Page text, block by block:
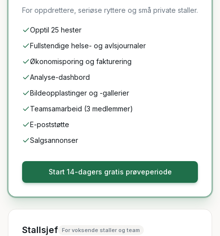
For oppdrettere, seriøse ryttere og små private staller.
Opptil 25 hester
Fullstendige helse- og avlsjournaler
Økonomisporing og fakturering
Analyse-dashbord
Bildeopplastinger og -gallerier
Teamsamarbeid (3 medlemmer)
E-poststøtte
Salgsannonser
Start 14-dagers gratis prøveperiode
Stallsjef For voksende staller og team